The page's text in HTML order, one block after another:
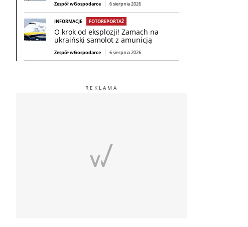
Zespół wGospodarce 6 sierpnia 2026
INFORMACJE FOTOREPORTAŻ
O krok od eksplozji! Zamach na
ukraiński samolot z amunicją
Zespół wGospodarce 6 sierpnia 2026